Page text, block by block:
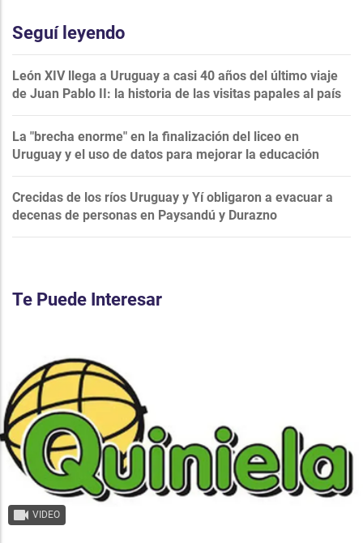
Seguí leyendo
León XIV llega a Uruguay a casi 40 años del último viaje
de Juan Pablo II: la historia de las visitas papales al país
La "brecha enorme" en la finalización del liceo en
Uruguay y el uso de datos para mejorar la educación
Crecidas de los ríos Uruguay y Yí obligaron a evacuar a
decenas de personas en Paysandú y Durazno
Te Puede Interesar
VIDEO